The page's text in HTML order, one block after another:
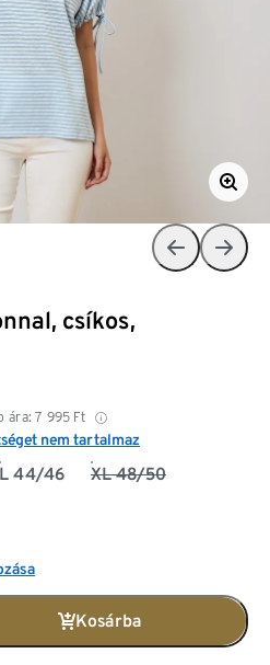
csíkos,
ára: 7 995 Ft
nem tartalmaz
L 44/46 XL 48/50
Kosárba